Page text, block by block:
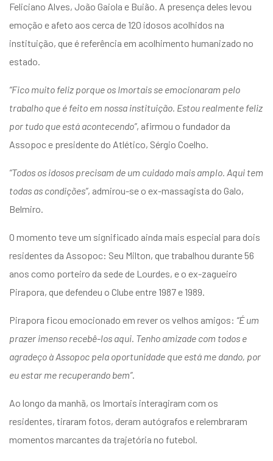
Feliciano Alves, João Gaiola e Buião. A presença deles levou
emoção e afeto aos cerca de 120 idosos acolhidos na
instituição, que é referência em acolhimento humanizado no
estado.
“Fico muito feliz porque os Imortais se emocionaram pelo
trabalho que é feito em nossa instituição. Estou realmente feliz
por tudo que está acontecendo”, afirmou o fundador da
Assopoc e presidente do Atlético, Sérgio Coelho.
“Todos os idosos precisam de um cuidado mais amplo. Aqui tem
todas as condições”, admirou-se o ex-massagista do Galo,
Belmiro.
O momento teve um significado ainda mais especial para dois
residentes da Assopoc: Seu Milton, que trabalhou durante 56
anos como porteiro da sede de Lourdes, e o ex-zagueiro
Pirapora, que defendeu o Clube entre 1987 e 1989.
Pirapora ficou emocionado em rever os velhos amigos: “É um
prazer imenso recebê-los aqui. Tenho amizade com todos e
agradeço à Assopoc pela oportunidade que está me dando, por
eu estar me recuperando bem”.
Ao longo da manhã, os Imortais interagiram com os
residentes, tiraram fotos, deram autógrafos e relembraram
momentos marcantes da trajetória no futebol.